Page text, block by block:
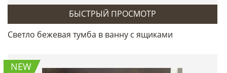
БЫСТРЫЙ ПРОСМОТР
Светло бежевая тумба в ванну с ящиками
NEW